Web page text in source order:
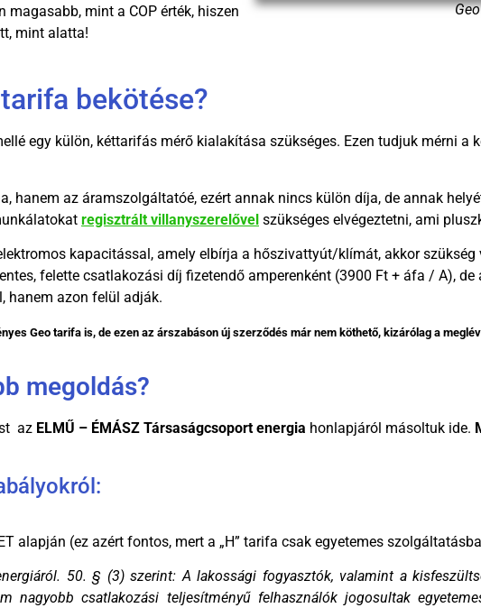
magasabb, mint a COP érték, hiszen
mint alatta!
bekötése?
egy külön, kéttarifás mérő kialakítása szükséges. Ezen tudjuk mérni a
hanem az áramszolgáltatóé, ezért annak nincs külön díja, de annak
regisztrált villanyszerelővel szükséges elvégeztetni, ami
kapacitással, amely elbírja a hőszivattyút/klímát, akkor szükség
felette csatlakozási díj fizetendő amperenként (3900 Ft + áfa / A),
hanem azon felül adják.
Geo tarifa is, de ezen az árszabáson új szerződés már nem köthető, kizárólag a
megoldás?
az ELMŰ – ÉMÁSZ Társaságcsoport energia honlapjáról másoltuk ide.
alapján (ez azért fontos, mert a „H” tarifa csak egyetemes
50. § (3) szerint: A lakossági fogyasztók, valamint a
nagyobb csatlakozási teljesítményű felhasználók jogosultak